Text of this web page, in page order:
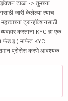
टाळा -> तुमच्या
जारी केलेल्या त्याच
ट्रान्झॅक्शनसाठी
करताना KYC हा एक
इ.) मार्फत KYC
समान प्रोसेस करणे आवश्यक